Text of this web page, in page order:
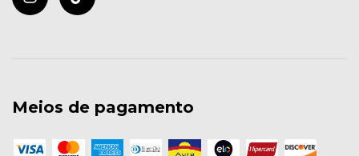
Meios de pagamento